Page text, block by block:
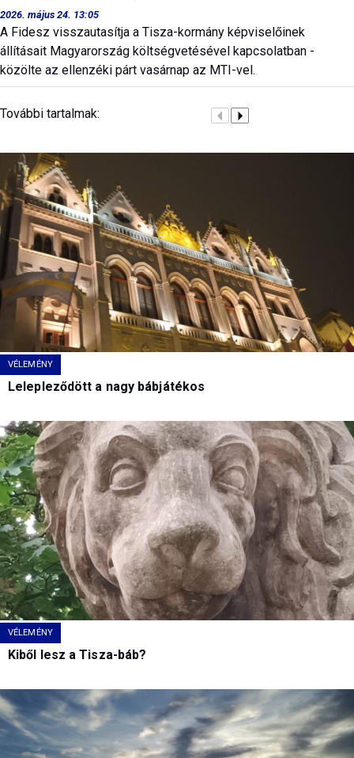
2026. május 24. 13:05
A Fidesz visszautasítja a Tisza-kormány képviselőinek
állításait Magyarország költségvetésével kapcsolatban -
közölte az ellenzéki párt vasárnap az MTI-vel.
További tartalmak:
VÉLEMÉNY
Lelepleződött a nagy bábjátékos
VÉLEMÉNY
Kiből lesz a Tisza-báb?